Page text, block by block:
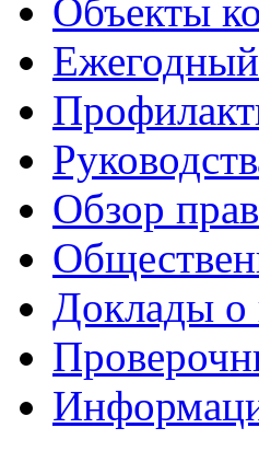
Объекты
Обзор
Доклады о